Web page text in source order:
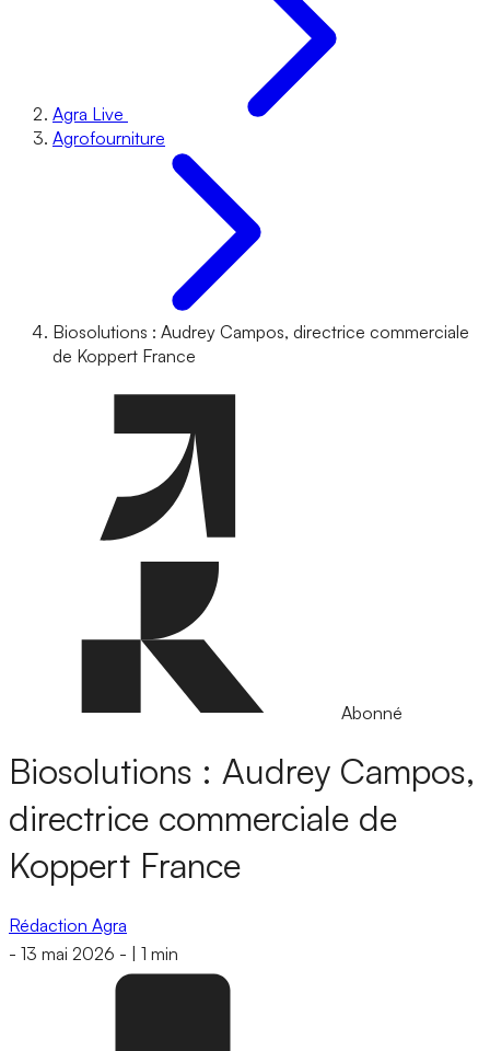
Agra Live
Agrofourniture
Biosolutions : Audrey Campos, directrice commerciale
de Koppert France
Abonné
Biosolutions : Audrey Campos,
directrice commerciale de
Koppert France
Rédaction Agra
- 13 mai 2026 - 1 min